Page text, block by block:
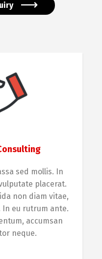
sed mollis. In
placerat.
non diam vitae,
eu rutrum ante.
accumsan
neque.